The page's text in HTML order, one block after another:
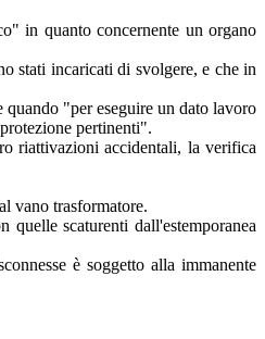
in quanto concernente un organo
stati incaricati di svolgere, e che in
"per eseguire un dato lavoro
pertinenti".
riattivazioni accidentali, la verifica
vano trasformatore.
scaturenti dall'estemporanea
è soggetto alla immanente